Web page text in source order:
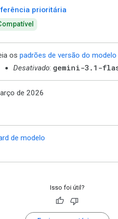
prioritária
os padrões de versão do modelo
Desativado: gemini-3.1-
de 2026
de modelo
Isso foi útil?